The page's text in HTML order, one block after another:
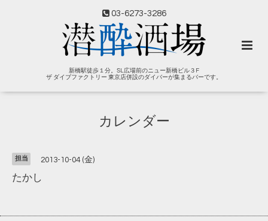
03-6273-3286
新橋駅徒歩１分。SL広場前のニュー新橋ビル３F
ザ ダイブファクトリー 東京店併設のダイバーが集まるバーです。
カレンダー
担当 2013-10-04 (金)
たかし